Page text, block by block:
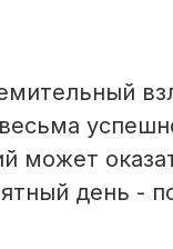
может
день -